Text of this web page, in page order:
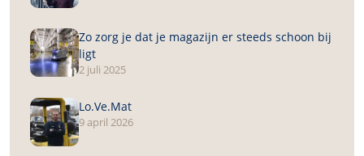
Zo zorg je dat je magazijn er steeds schoon bij
ligt
2 juli 2025
Lo.Ve.Mat
9 april 2026